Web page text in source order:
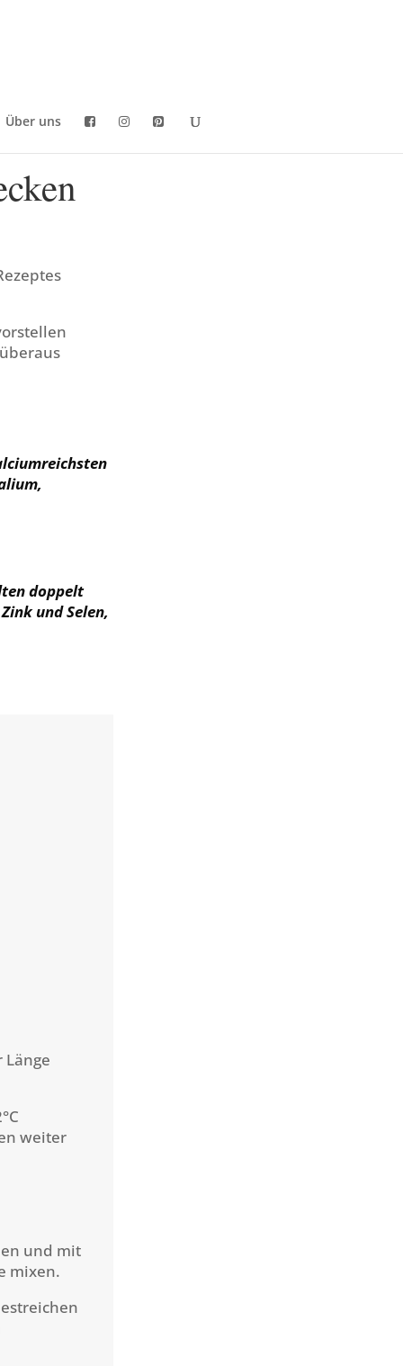
Über uns
doppelt
und Selen,
weiter
und mit
mixen.